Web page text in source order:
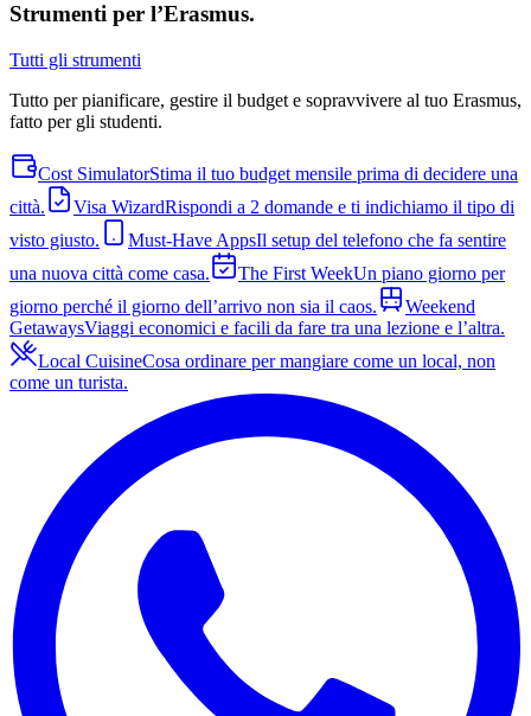
Strumenti per l’Erasmus.
Tutti gli strumenti
Tutto per pianificare, gestire il budget e sopravvivere al tuo Erasmus,
fatto per gli studenti.
Cost SimulatorStima il tuo budget mensile prima di decidere una
città.
Visa WizardRispondi a 2 domande e ti indichiamo il tipo di
visto giusto.
Must-Have AppsIl setup del telefono che fa sentire
una nuova città come casa.
The First WeekUn piano giorno per
giorno perché il giorno dell’arrivo non sia il caos.
Weekend
GetawaysViaggi economici e facili da fare tra una lezione e l’altra.
Local CuisineCosa ordinare per mangiare come un local, non
come un turista.